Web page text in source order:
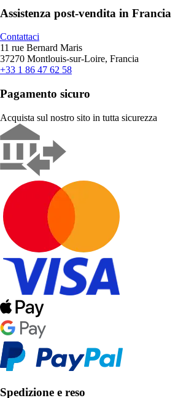
Assistenza post-vendita in Francia
Contattaci
11 rue Bernard Maris
37270 Montlouis-sur-Loire, Francia
+33 1 86 47 62 58
Pagamento sicuro
Acquista sul nostro sito in tutta sicurezza
Spedizione e reso